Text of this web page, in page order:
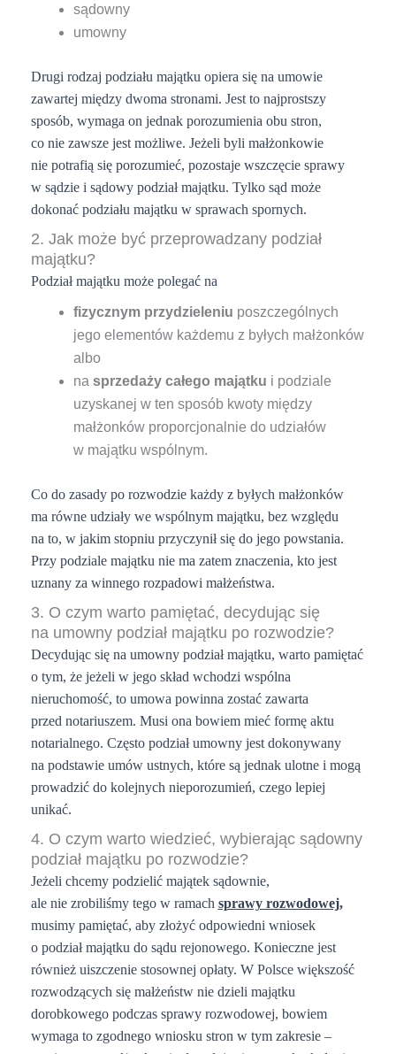
sądowny
umowny
Drugi rodzaj podziału majątku opiera się na umowie
zawartej między dwoma stronami. Jest to najprostszy
sposób, wymaga on jednak porozumienia obu stron,
co nie zawsze jest możliwe. Jeżeli byli małżonkowie
nie potrafią się porozumieć, pozostaje wszczęcie sprawy
w sądzie i sądowy podział majątku. Tylko sąd może
dokonać podziału majątku w sprawach spornych.
2. Jak może być przeprowadzany podział
majątku?
Podział majątku może polegać na
fizycznym przydzieleniu poszczególnych
jego elementów każdemu z byłych małżonków
albo
na sprzedaży całego majątku i podziale
uzyskanej w ten sposób kwoty między
małżonków proporcjonalnie do udziałów
w majątku wspólnym.
Co do zasady po rozwodzie każdy z byłych małżonków
ma równe udziały we wspólnym majątku, bez względu
na to, w jakim stopniu przyczynił się do jego powstania.
Przy podziale majątku nie ma zatem znaczenia, kto jest
uznany za winnego rozpadowi małżeństwa.
3. O czym warto pamiętać, decydując się
na umowny podział majątku po rozwodzie?
Decydując się na umowny podział majątku, warto pamiętać
o tym, że jeżeli w jego skład wchodzi wspólna
nieruchomość, to umowa powinna zostać zawarta
przed notariuszem. Musi ona bowiem mieć formę aktu
notarialnego. Często podział umowny jest dokonywany
na podstawie umów ustnych, które są jednak ulotne i mogą
prowadzić do kolejnych nieporozumień, czego lepiej
unikać.
4. O czym warto wiedzieć, wybierając sądowny
podział majątku po rozwodzie?
Jeżeli chcemy podzielić majątek sądownie,
ale nie zrobiliśmy tego w ramach sprawy rozwodowej,
musimy pamiętać, aby złożyć odpowiedni wniosek
o podział majątku do sądu rejonowego. Konieczne jest
również uiszczenie stosownej opłaty. W Polsce większość
rozwodzących się małżeństw nie dzieli majątku
dorobkowego podczas sprawy rozwodowej, bowiem
wymaga to zgodnego wniosku stron w tym zakresie –